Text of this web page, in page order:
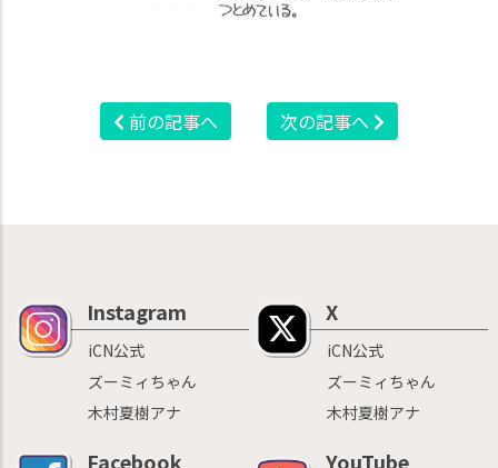
前の記事へ 次の記事へ
Instagram
iCN公式
ズーミィちゃん
木村夏樹アナ
X
iCN公式
ズーミィちゃん
木村夏樹アナ
Facebook YouTube